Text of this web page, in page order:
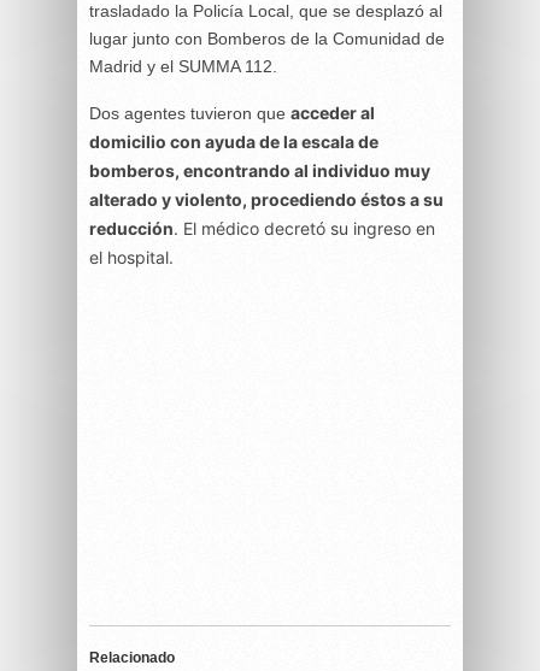
trasladado la Policía Local, que se desplazó al
lugar junto con Bomberos de la Comunidad de
Madrid y el SUMMA 112.
Dos agentes tuvieron que acceder al
domicilio con ayuda de la escala de
bomberos, encontrando al individuo muy
alterado y violento, procediendo éstos a su
reducción. El médico decretó su ingreso en
el hospital.
Relacionado